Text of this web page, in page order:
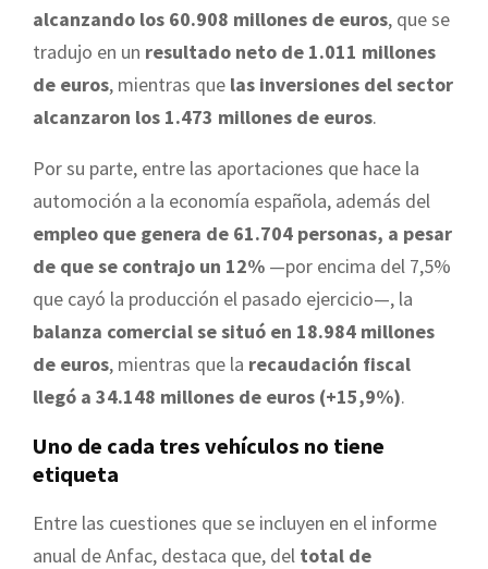
alcanzando los 60.908 millones de euros, que se
tradujo en un resultado neto de 1.011 millones
de euros, mientras que las inversiones del sector
alcanzaron los 1.473 millones de euros.
Por su parte, entre las aportaciones que hace la
automoción a la economía española, además del
empleo que genera de 61.704 personas, a pesar
de que se contrajo un 12% —por encima del 7,5%
que cayó la producción el pasado ejercicio—, la
balanza comercial se situó en 18.984 millones
de euros, mientras que la recaudación fiscal
llegó a 34.148 millones de euros (+15,9%).
Uno de cada tres vehículos no tiene
etiqueta
Entre las cuestiones que se incluyen en el informe
anual de Anfac, destaca que, del total de